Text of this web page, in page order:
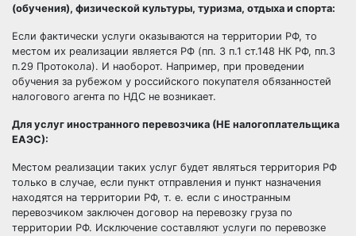
(обучения), физической культуры, туризма, отдыха и спорта:
Если фактически услуги оказываются на территории РФ, то
местом их реализации является РФ (пп. 3 п.1 ст.148 НК РФ, пп.3
п.29 Протокола). И наоборот. Например, при проведении
обучения за рубежом у российского покупателя обязанностей
налогового агента по НДС не возникает.
Для услуг иностранного перевозчика (НЕ налогоплательщика
ЕАЭС):
Местом реализации таких услуг будет являться территория РФ
только в случае, если пункт отправления и пункт назначения
находятся на территории РФ, т. е. если с иностранным
перевозчиком заключен договор на перевозку груза по
территории РФ. Исключение составляют услуги по перевозке